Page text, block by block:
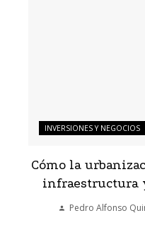
INVERSIONES Y NEGOCIOS
Cómo la
infraestructura
Pedro Alfonso